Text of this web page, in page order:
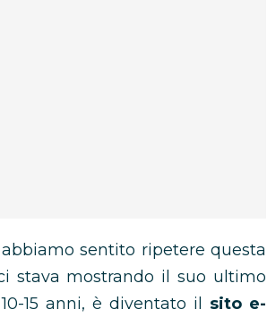
sentito ripetere questa
stava mostrando il suo ultimo
15 anni, è diventato il sito e-